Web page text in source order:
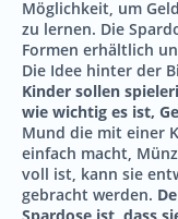
Möglichkeit, um
zu lernen. Die
Formen erhältlich
Die Idee hinter der
Kinder sollen
wie wichtig es ist,
Mund die mit einer
einfach macht,
voll ist, kann sie
gebracht werden.